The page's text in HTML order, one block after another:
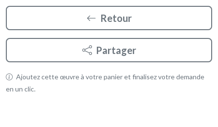
Retour
Partager
Ajoutez cette œuvre à votre panier et finalisez votre demande
en un clic.